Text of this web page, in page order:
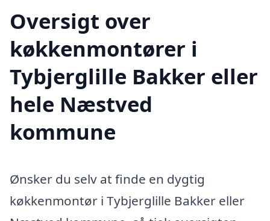
Oversigt over
køkkenmontører i
Tybjerglille Bakker eller
hele Næstved
kommune
Ønsker du selv at finde en dygtig
køkkenmontør i Tybjerglille Bakker eller